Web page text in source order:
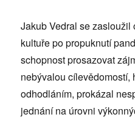
Jakub Vedral se
kultuře po propuknutí
schopnost prosazovat
nebývalou cílevědomostí,
odhodláním, prokázal
jednání na úrovni